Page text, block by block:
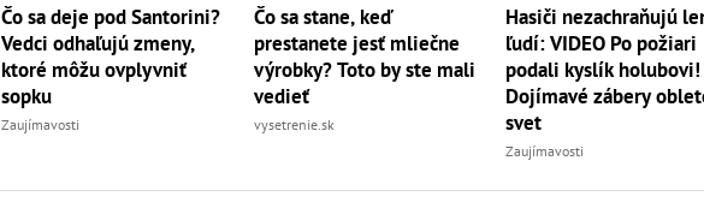
Čo sa deje pod Santorini?
Vedci odhaľujú zmeny,
ktoré môžu ovplyvniť
sopku
Zaujímavosti
Čo sa stane, keď
prestanete jesť mliečne
výrobky? Toto by ste mali
vedieť
vysetrenie.sk
Hasiči nezachraňujú
ľudí: VIDEO Po požiari
podali kyslík holubovi!
Dojímavé zábery
svet
Zaujímavosti